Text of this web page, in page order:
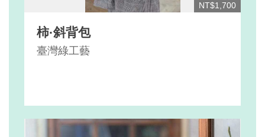
NT$1,700
柿·斜背包
臺灣綠工藝